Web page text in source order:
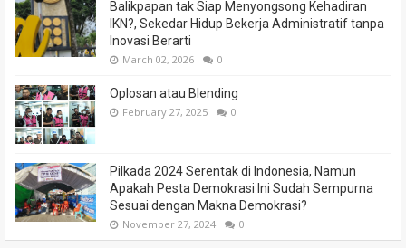
Balikpapan tak Siap Menyongsong Kehadiran
IKN?, Sekedar Hidup Bekerja Administratif tanpa
Inovasi Berarti
March 02, 2026 0
Oplosan atau Blending
February 27, 2025 0
Pilkada 2024 Serentak di Indonesia, Namun
Apakah Pesta Demokrasi Ini Sudah Sempurna
Sesuai dengan Makna Demokrasi?
November 27, 2024 0